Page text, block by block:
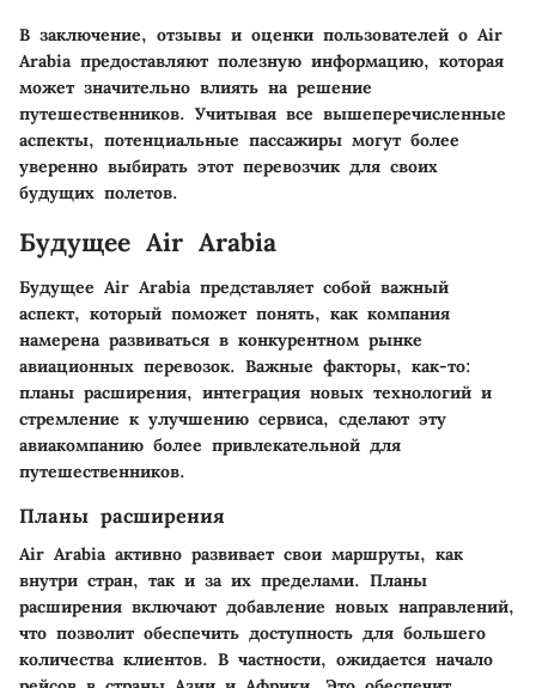
В заключение, отзывы и оценки пользователей о Air
Arabia предоставляют полезную информацию, которая
может значительно влиять на решение
путешественников. Учитывая все вышеперечисленные
аспекты, потенциальные пассажиры могут более
уверенно выбирать этот перевозчик для своих
будущих полетов.
Будущее Air Arabia
Будущее Air Arabia представляет собой важный
аспект, который поможет понять, как компания
намерена развиваться в конкурентном рынке
авиационных перевозок. Важные факторы, как-то:
планы расширения, интеграция новых технологий и
стремление к улучшению сервиса, сделают эту
авиакомпанию более привлекательной для
путешественников.
Планы расширения
Air Arabia активно развивает свои маршруты, как
внутри стран, так и за их пределами. Планы
расширения включают добавление новых направлений,
что позволит обеспечить доступность для большего
количества клиентов. В частности, ожидается начало